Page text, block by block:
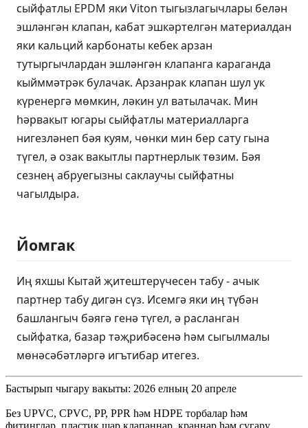
сыйфатлы EPDM яки Viton тыгызлагычлары белән
эшләнгән клапан, кабат эшкәртелгән материалдан
яки кальций карбонаты кебек арзан
тутыргычлардан эшләнгән клапанга караганда
кыйммәтрәк булачак. Арзанрак клапан шул ук
күренергә мөмкин, ләкин ул ватылачак. Мин
һәрвакыт югары сыйфатлы материалларга
нигезләнеп бәя куям, чөнки мин бер сату гына
түгел, ә озак вакытлы партнерлык төзим. Бәя
сезнең абруегызны саклаучы сыйфатны
чагылдыра.
Йомгак
Иң яхшы Кытай җитештерүчесен табу - ачык
партнер табу дигән сүз. Исемгә яки иң түбән
башлангыч бәягә генә түгел, ә расланган
сыйфатка, базар тәҗрибәсенә һәм сыгылмалы
мөнәсәбәтләргә игътибар итегез.
Бастырып чыгару вакыты: 2026 елның 20 апреле
Без UPVC, CPVC, PP, PPR һәм HDPE торбалар һәм
фитинглар, пластик шар клапаннар, краннар һәм сугару